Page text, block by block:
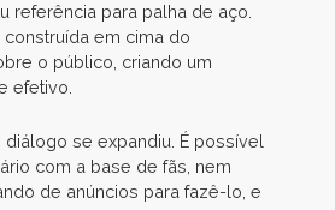
referência para palha de aço.
em cima do
o público, criando um
efetivo.
se expandiu. É possível
com a base de fãs, nem
de anúncios para fazê-lo, e